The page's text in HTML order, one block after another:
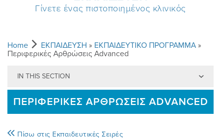
ΑΣΘΕΝΕIΣ
ΤΙ ΕIΝΑΙ Η ΜEΘΟΔΟΣ MCKENZIE;
ΤΙ ΠΕΡΙΛΑΜΒAΝΕΙ
ΕIΝΑΙ Η ΚΑΤAΛΛΗΛΗ ΓΙΑ ΜEΝΑ;
ΘΕΡΑΠΕΥΤEΣ
MEΘOΔOΣ MCKENZIE
ΟΦEΛΗ ΑΠO ΤΗ ΜΔΘ
ΕΚΠΑIΔΕΥΣΗ
ΓIΝΕ ΠΙΣΤΟΠΟΙΗΜEΝΟΣ
ΠΟΙΟI ΕIΜΑΣΤΕ
Γίνετε ένας πιστοποιημένος κλινικός
Home ΕΚΠΑIΔΕΥΣΗ » ΕΚΠΑΙΔΕΥΤΙΚΟ ΠΡΟΓΡΑΜΜΑ»
Περιφερικές Αρθρώσεις Advanced
IN THIS SECTION
ΠΕΡΙΦΕΡΙΚΈΣ ΑΡΘΡΏΣΕΙΣ ADVANCED
Πίσω στις Εκπαιδευτικές Σειρές